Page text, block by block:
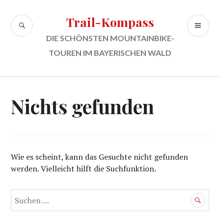
Inhalt
springen
Trail-Kompass
DIE SCHÖNSTEN MOUNTAINBIKE-
TOUREN IM BAYERISCHEN WALD
SUCHE
Nichts gefunden
Wie es scheint, kann das Gesuchte nicht gefunden
werden. Vielleicht hilft die Suchfunktion.
nach: